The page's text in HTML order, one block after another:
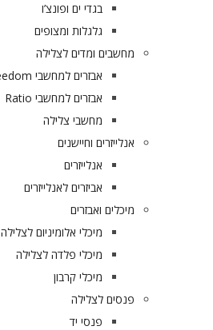
בגדי ים ופונצ’ו
גלגלות ומצופים
מחשבים ומדים לצלילה
אבזרים למחשבי Freedom
אבזרים למחשבי Ratio
מחשבי צלילה
אנלייזרים וחיישנים
אנלייזרים
אביזרים לאנלייזרים
מיכלים ואבזרים
מיכלי אלומיניום לצלילה
מיכלי פלדה לצלילה
מיכלי קרבון
פנסים לצלילה
פנסי יד